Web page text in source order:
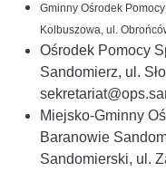
Gminny Ośrodek
Kolbuszowa, ul.
Ośrodek Pomocy
Sandomierz, ul.
Miejsko-Gminny
Baranowie
Sandomierski, ul.